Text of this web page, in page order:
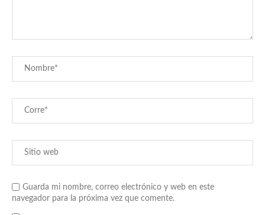
Guarda mi nombre, correo electrónico y web en este
navegador para la próxima vez que comente.